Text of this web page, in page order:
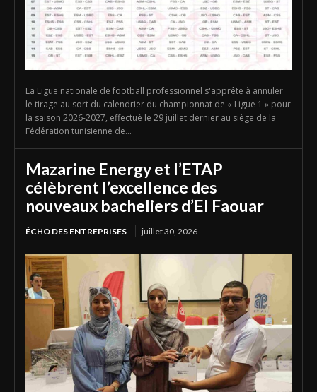
La Ligue nationale de football professionnel s'apprête à annuler
le tirage au sort du calendrier du championnat de « Ligue 1 » pour
la saison 2026-2027, effectué le 29 juillet dernier au siège de la
Fédération tunisienne de...
Mazarine Energy et l’ETAP
célèbrent l’excellence des
nouveaux bacheliers d’El Faouar
ÉCHO DES ENTREPRISES juillet 30, 2026